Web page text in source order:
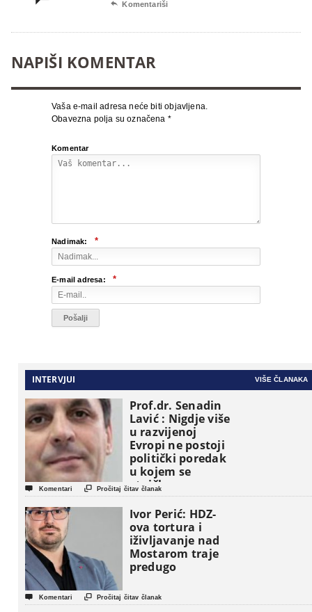
 Komentariši
NAPIŠI KOMENTAR
Vaša e-mail adresa neće biti objavljena.
Obavezna polja su označena *
Komentar
Nadimak: *
E-mail adresa: *
INTERVJUI VIŠE ČLANAKA
Prof.dr. Senadin
Lavić : Nigdje više
u razvijenoj
Evropi ne postoji
politički poredak
u kojem se
etničke grupe
pojavljuju kao
osnovne
političke jedinice
 Komentari  Pročitaj čitav članak
Ivor Perić: HDZ-
ova tortura i
iživljavanje nad
Mostarom traje
predugo
 Komentari  Pročitaj čitav članak